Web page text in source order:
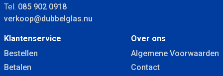
Tel. 085 902 0918
verkoop@dubbelglas.nu
Klantenservice
Bestellen
Betalen
Over ons
Algemene Voorwaarden
Contact